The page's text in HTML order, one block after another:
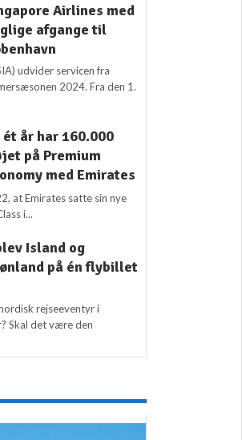
Airlines med
afgange til
udvider servicen fra
2024. Fra den 1.
ét år har 160.000
på Premium
med Emirates
at Emirates satte sin nye
i...
Island og
på én flybillet
rejseeventyr i
Skal det være den